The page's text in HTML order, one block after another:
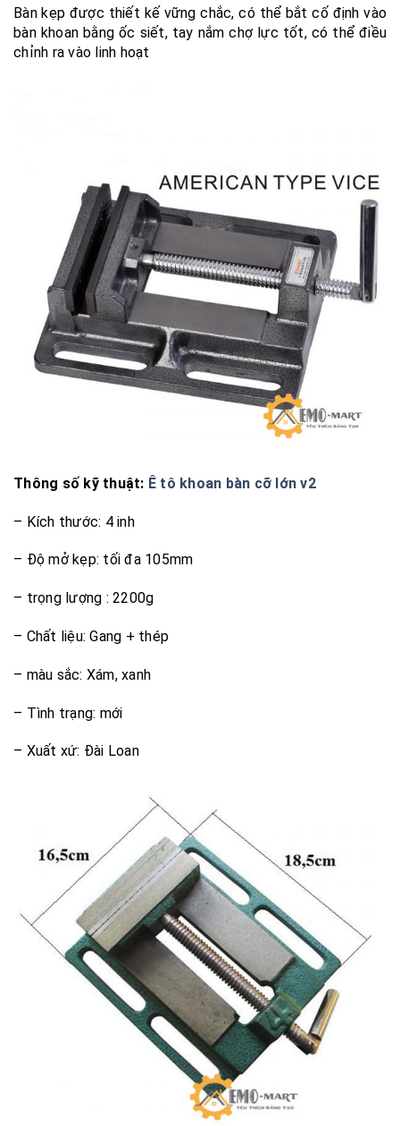
Bàn kẹp được thiết kế vững chắc, có thể bắt cố định vào
bàn khoan bằng ốc siết, tay nắm chợ lực tốt, có thể điều
chỉnh ra vào linh hoạt
Thông số kỹ thuật: Ê tô khoan bàn cỡ lớn v2
– Kích thước: 4 inh
– Độ mở kẹp: tối đa 105mm
– trọng lượng : 2200g
– Chất liệu: Gang + thép
– màu sắc: Xám, xanh
– Tình trạng: mới
– Xuất xứ: Đài Loan